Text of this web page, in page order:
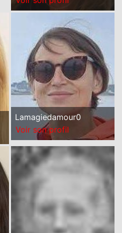
Lamagiedamour0
Voir son profil